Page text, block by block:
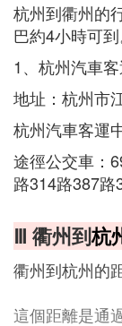
杭州到衢州的
巴約4小時可到
1、杭州汽車
地址：杭州市
杭州汽車客運
途徑公交車：
路314路387路
Ⅲ 衢州到杭
衢州到杭州的
這個距離是通